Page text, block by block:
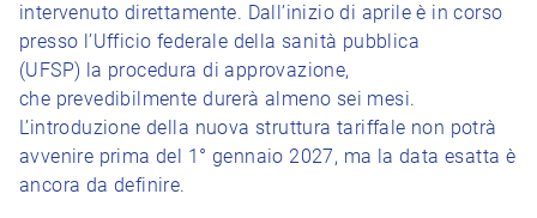
intervenuto direttamente. Dall’inizio di aprile è in corso
presso l’Ufficio federale della sanità pubblica
(UFSP) la procedura di approvazione,
che prevedibilmente durerà almeno sei mesi.
L’introduzione della nuova struttura tariffale non potrà
avvenire prima del 1° gennaio 2027, ma la data esatta è
ancora da definire.